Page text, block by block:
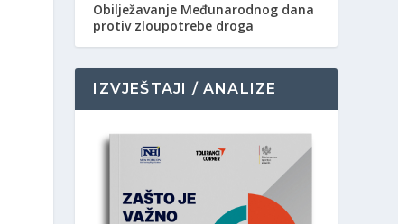
Obilježavanje Međunarodnog dana
protiv zloupotrebe droga
IZVJEŠTAJI / ANALIZE